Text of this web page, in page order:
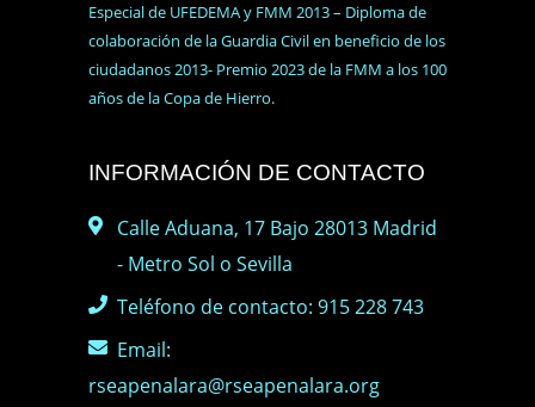
Especial de UFEDEMA y FMM 2013 – Diploma de
colaboración de la Guardia Civil en beneficio de los
ciudadanos 2013- Premio 2023 de la FMM a los 100
años de la Copa de Hierro.
INFORMACIÓN DE CONTACTO
Calle Aduana, 17 Bajo 28013 Madrid
- Metro Sol o Sevilla
Teléfono de contacto: 915 228 743
Email:
rseapenalara@rseapenalara.org